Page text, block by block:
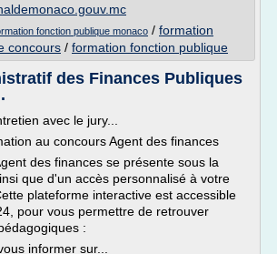
fonction publique monaco / formation
concours / formation fonction publique
des Finances Publiques
avec le jury...
au concours Agent des finances
des finances se présente sous la
que d'un accès personnalisé à votre
plateforme interactive est accessible
pour vous permettre de retrouver
:
informer sur...